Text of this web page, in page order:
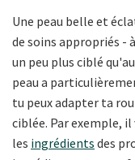
Une peau belle et
de soins appropriés -
un peu plus ciblé
peau a
tu peux adapter ta
ciblée. Par exemple,
les ingrédients des